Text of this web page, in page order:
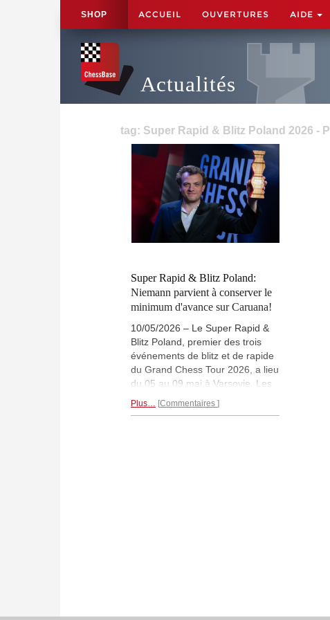
SHOP ACCUEIL OUVERTURES AIDE
Actualités
tag: Super Rapid & Blitz Poland 2026 -
Super Rapid & Blitz Poland:
Niemann parvient à conserver le
minimum d'avance sur Caruana!
10/05/2026 – Le Super Rapid &
Blitz Poland, premier des trois
événements de blitz et de rapide
du Grand Chess Tour 2026, a lieu
du 05 au 09 mai à Varsovie. Les
compétition se déroulent les 9
Plus… Commentaires